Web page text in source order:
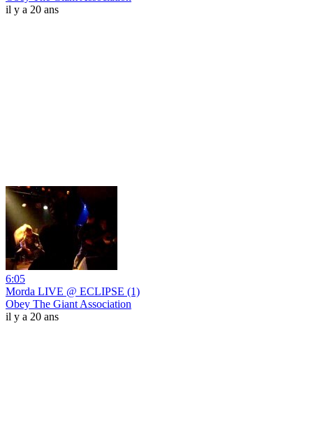
il y a 20 ans
6:05
Morda LIVE @ ECLIPSE (1)
Obey The Giant Association
il y a 20 ans